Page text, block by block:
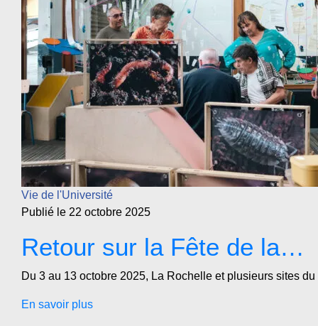
Vie de l'Université
Publié le 22 octobre 2025
Retour sur la Fête de la…
Du 3 au 13 octobre 2025, La Rochelle et plusieurs sites
En savoir plus